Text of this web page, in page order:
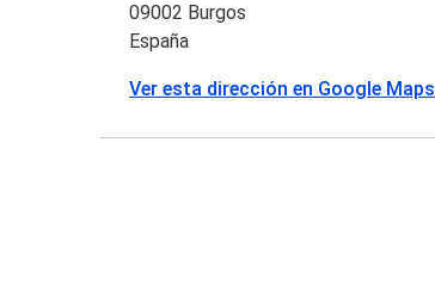
09002 Burgos
España
Ver esta dirección en Google Maps